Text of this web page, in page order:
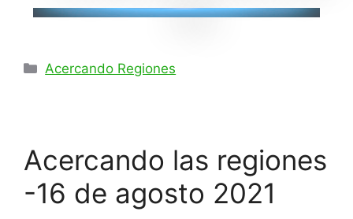
Acercando Regiones
Acercando las regiones
-16 de agosto 2021